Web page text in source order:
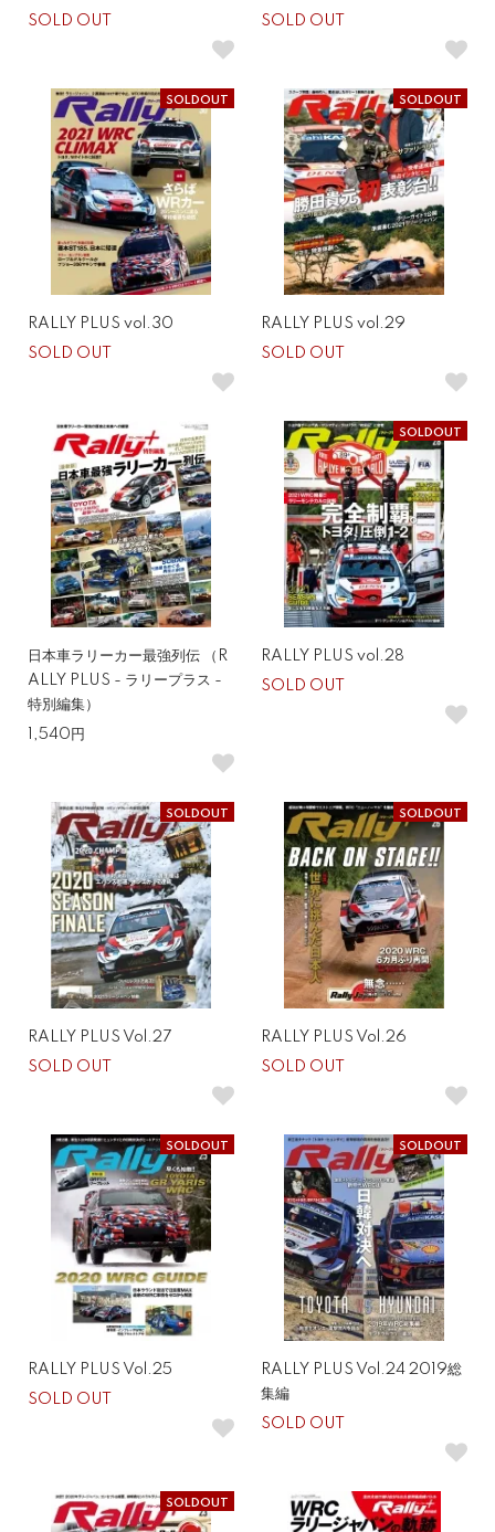
SOLD OUT
SOLD OUT
SOLDOUT
RALLY PLUS vol.30
SOLD OUT
SOLDOUT
RALLY PLUS vol.29
SOLD OUT
日本車ラリーカー最強列伝 （R
ALLY PLUS - ラリープラス -
特別編集）
1,540円
SOLDOUT
RALLY PLUS vol.28
SOLD OUT
SOLDOUT
RALLY PLUS Vol.27
SOLD OUT
SOLDOUT
RALLY PLUS Vol.26
SOLD OUT
SOLDOUT
RALLY PLUS Vol.25
SOLD OUT
SOLDOUT
RALLY PLUS Vol.24 2019総
集編
SOLD OUT
SOLDOUT